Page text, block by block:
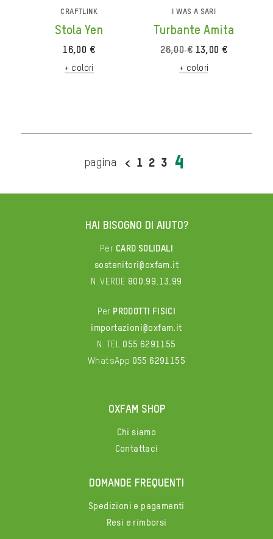
CRAFTLINK
Stola Yen
16,00 €
+ colori
I WAS A SARI
Turbante Amita
26,00€ 13,00 €
+ colori
< 1 2 3 4
HAI BISOGNO DI AIUTO?
Per CARD SOLIDALI
sostenitori@oxfam.it
N. VERDE 800.99.13.99
Per PRODOTTI FISICI
importazioni@oxfam.it
N. TEL 055 6291155
WhatsApp 055 6291155
OXFAM SHOP
Chi siamo
Contattaci
DOMANDE FREQUENTI
Spedizioni e pagamenti
Resi e rimborsi